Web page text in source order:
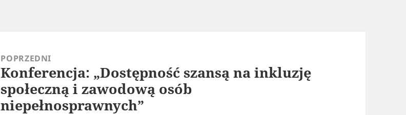
POPRZEDNI
Poprzedni
wpis:
Konferencja: „Dostępność szansą na inkluzję
społeczną i zawodową osób
niepełnosprawnych”